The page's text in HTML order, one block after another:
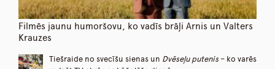
Filmēs jaunu humoršovu, ko vadīs brāļi Arnis un Valters
Krauzes
Tiešraide no svecīšu sienas un Dvēseļu putenis– ko varēs